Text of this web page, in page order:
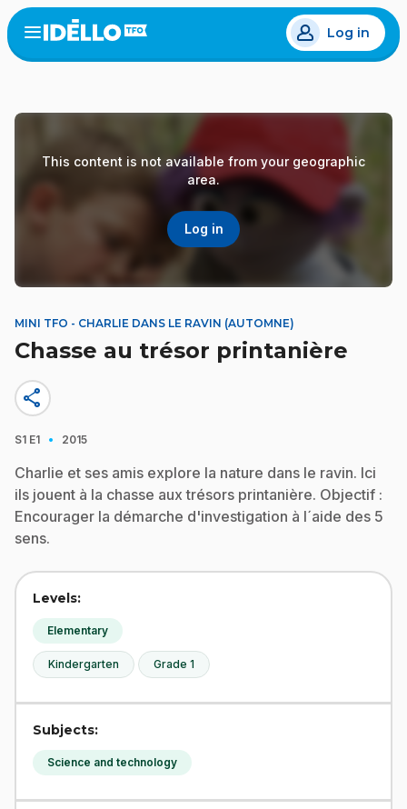
Skip
to
main
Open
menu
Log in
This content is not available from your geographic
area.
Log in
MINI TFO - CHARLIE DANS LE RAVIN (AUTOMNE)
Chasse au trésor printanière
share
S1 E1 · 2015
Charlie et ses amis explore la nature dans le ravin. Ici
ils jouent à la chasse aux trésors printanière. Objectif :
Encourager la démarche d'investigation à l´aide des 5
sens.
Levels:
Elementary
Kindergarten Grade 1
Subjects:
Science and technology